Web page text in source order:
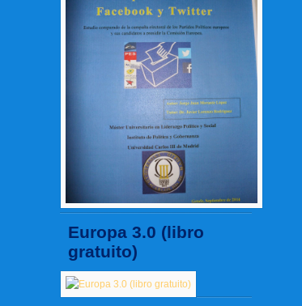
Europa 3.0 (libro
gratuito)